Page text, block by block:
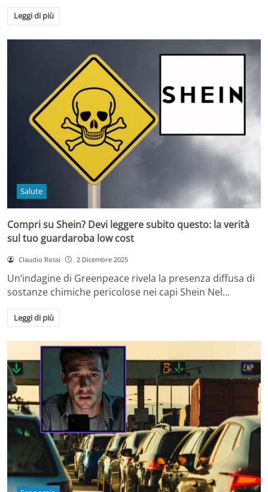
Leggi di più
Salute
Compri su Shein? Devi leggere subito questo: la verità
sul tuo guardaroba low cost
Claudio Rossi 2 Dicembre 2025
Un’indagine di Greenpeace rivela la presenza diffusa di
sostanze chimiche pericolose nei capi Shein Nel…
Leggi di più